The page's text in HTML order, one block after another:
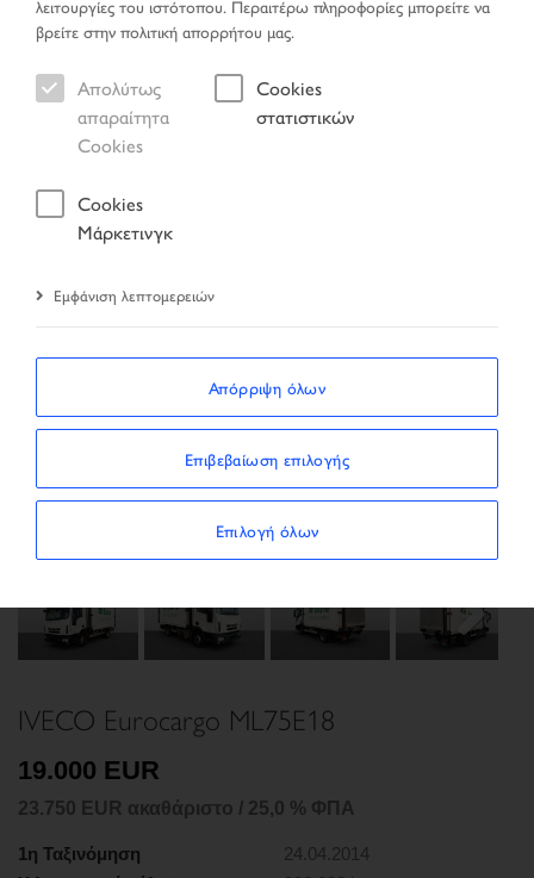
Σελίδα έναρξης
Αποτέλεσμα αναζήτησης
Previous
IVECO Eurocargo ML75E18
19.000 EUR
23.750 EUR ακαθάριστο / 25,0 % ΦΠΑ
1η Ταξινόμηση
24.04.2014
λειτουργίες του ιστότοπου. Περαιτέρω πληροφορίες μπορείτε να
βρείτε στην πολιτική απορρήτου μας.
Απολύτως
απαραίτητα
Cookies
Cookies
στατιστικών
Cookies
Μάρκετινγκ
Εμφάνιση λεπτομερειών
Απόρριψη όλων
Επιβεβαίωση επιλογής
Επιλογή όλων